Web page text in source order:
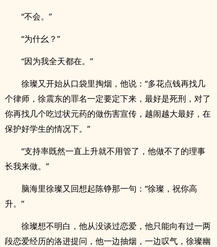
“不会。”
“为什幺？”
“因为我全天都在。”
徐璨又开始从口袋里掏烟，他说：“多花点钱再找几
个律师，徐震东的罪名一定要定下来，最好是死刑，对了
你再找几个吃过状元药的做伤害宣传，越闹越大最好，在
保护好学生的情况下。”
“支持率既然一直上升就不用管了，他做不了的理事
长我来做。”
脑海里徐璨又回想起陈铮那一句：“徐璨，祝你高
升。”
徐璨想不明白，他从没谈过恋爱，他只能向有过一两
段恋爱经历的洛进提问，他一边抽烟，一边叹气，徐璨幽